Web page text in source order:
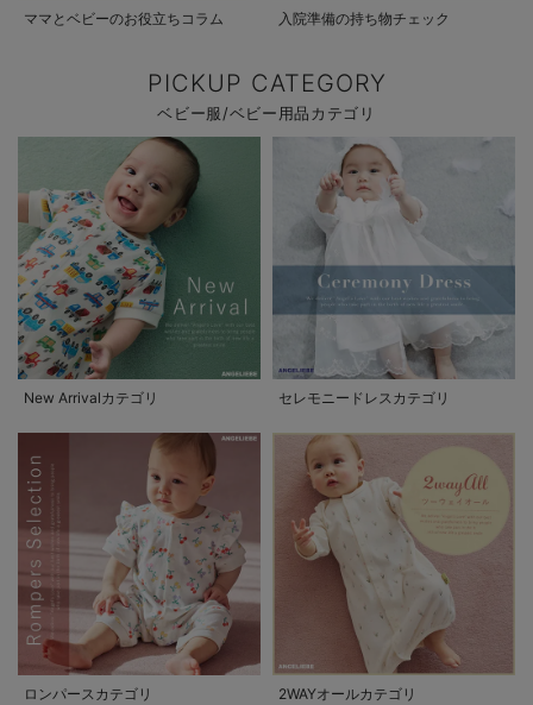
ママとベビーのお役立ちコラム 入院準備の持ち物チェック
PICKUP CATEGORY
ベビー服/ベビー用品カテゴリ
New Arrivalカテゴリ セレモニードレスカテゴリ
ロンパースカテゴリ 2WAYオールカテゴリ